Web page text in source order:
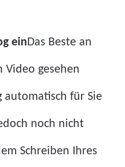
einDas Beste an
Video gesehen
automatisch für Sie
noch nicht
Schreiben Ihres